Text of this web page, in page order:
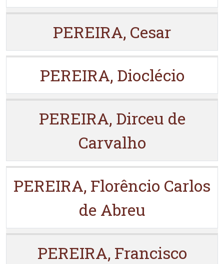
PEREIRA, Cesar
PEREIRA, Dioclécio
PEREIRA, Dirceu de
Carvalho
PEREIRA, Florêncio Carlos
de Abreu
PEREIRA, Francisco